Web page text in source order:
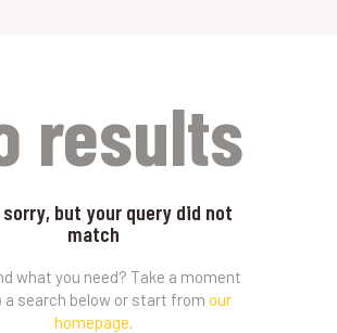
results
sorry, but your query did not
match
what you need? Take a moment
a search below or start from our
homepage.